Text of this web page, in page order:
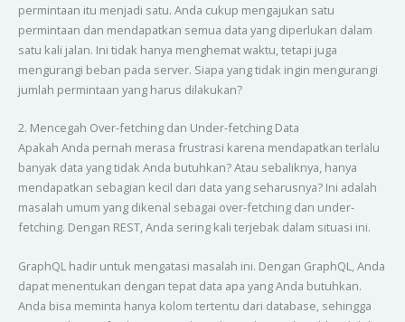
permintaan itu menjadi satu. Anda cukup mengajukan satu
permintaan dan mendapatkan semua data yang diperlukan dalam
satu kali jalan. Ini tidak hanya menghemat waktu, tetapi juga
mengurangi beban pada server. Siapa yang tidak ingin mengurangi
jumlah permintaan yang harus dilakukan?
2. Mencegah Over-fetching dan Under-fetching Data
Apakah Anda pernah merasa frustrasi karena mendapatkan terlalu
banyak data yang tidak Anda butuhkan? Atau sebaliknya, hanya
mendapatkan sebagian kecil dari data yang seharusnya? Ini adalah
masalah umum yang dikenal sebagai over-fetching dan under-
fetching. Dengan REST, Anda sering kali terjebak dalam situasi ini.
GraphQL hadir untuk mengatasi masalah ini. Dengan GraphQL, Anda
dapat menentukan dengan tepat data apa yang Anda butuhkan.
Anda bisa meminta hanya kolom tertentu dari database, sehingga